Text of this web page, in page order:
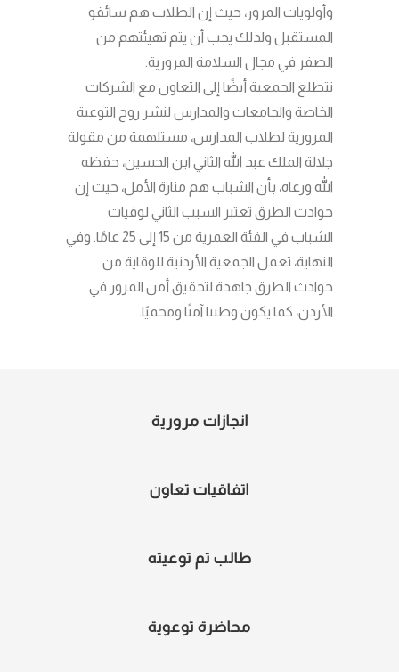
وأولويات المرور، حيث إن الطلاب هم سائقو
المستقبل ولذلك يجب أن يتم تهيئتهم من
الصفر في مجال السلامة المرورية.
تتطلع الجمعية أيضًا إلى التعاون مع الشركات
الخاصة والجامعات والمدارس لنشر روح التوعية
المرورية لطلاب المدارس، مستلهمة من مقولة
جلالة الملك عبد الله الثاني ابن الحسين، حفظه
الله ورعاه، بأن الشباب هم منارة الأمل، حيث إن
حوادث الطرق تعتبر السبب الثاني لوفيات
الشباب في الفئة العمرية من 15 إلى 25 عامًا. وفي
النهاية، تعمل الجمعية الأردنية للوقاية من
حوادث الطرق جاهدة لتحقيق أمن المرور في
الأردن، كما يكون وطننا آمنًا ومحميًا.
انجازات مرورية
اتفاقيات تعاون
طالب تم توعيته
محاضرة توعوية